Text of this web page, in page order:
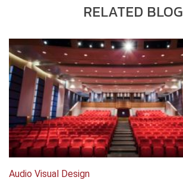
RELATED BLOG
Audio Visual Design